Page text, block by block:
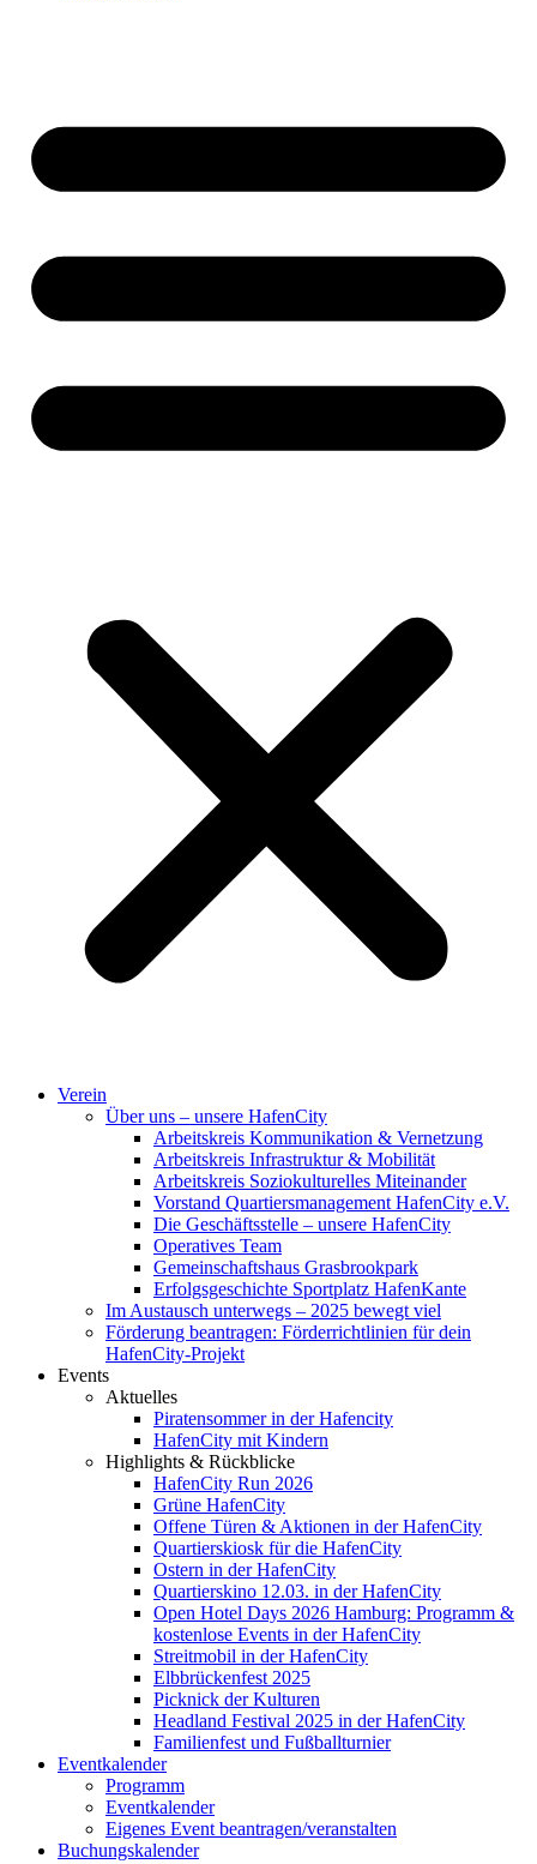
Verein
Über uns – unsere HafenCity
Arbeitskreis Kommunikation & Vernetzung
Arbeitskreis Infrastruktur & Mobilität
Arbeitskreis Soziokulturelles Miteinander
Vorstand Quartiersmanagement HafenCity e.V.
Die Geschäftsstelle – unsere HafenCity
Operatives Team
Gemeinschaftshaus Grasbrookpark
Erfolgsgeschichte Sportplatz HafenKante
Im Austausch unterwegs – 2025 bewegt viel
Förderung beantragen: Förderrichtlinien für dein
HafenCity-Projekt
Events
Aktuelles
Piratensommer in der Hafencity
HafenCity mit Kindern
Highlights & Rückblicke
HafenCity Run 2026
Grüne HafenCity
Offene Türen & Aktionen in der HafenCity
Quartierskiosk für die HafenCity
Ostern in der HafenCity
Quartierskino 12.03. in der HafenCity
Open Hotel Days 2026 Hamburg: Programm &
kostenlose Events in der HafenCity
Streitmobil in der HafenCity
Elbbrückenfest 2025
Picknick der Kulturen
Headland Festival 2025 in der HafenCity
Familienfest und Fußballturnier
Eventkalender
Programm
Eventkalender
Eigenes Event beantragen/veranstalten
Buchungskalender